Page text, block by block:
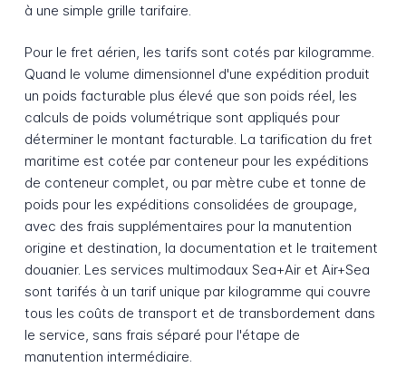
à une simple grille tarifaire.
Pour le fret aérien, les tarifs sont cotés par kilogramme.
Quand le volume dimensionnel d'une expédition produit
un poids facturable plus élevé que son poids réel, les
calculs de poids volumétrique sont appliqués pour
déterminer le montant facturable. La tarification du fret
maritime est cotée par conteneur pour les expéditions
de conteneur complet, ou par mètre cube et tonne de
poids pour les expéditions consolidées de groupage,
avec des frais supplémentaires pour la manutention
origine et destination, la documentation et le traitement
douanier. Les services multimodaux Sea+Air et Air+Sea
sont tarifés à un tarif unique par kilogramme qui couvre
tous les coûts de transport et de transbordement dans
le service, sans frais séparé pour l'étape de
manutention intermédiaire.